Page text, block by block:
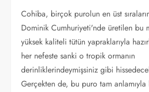
Cohiba, birçok purolun en üst
Dominik Cumhuriyeti'nde üretilen bu
yüksek kaliteli tütün yapraklarıyla
her nefeste sanki o tropik ormanın
derinliklerindeymişsiniz gibi
Gerçekten de, bu puro tam